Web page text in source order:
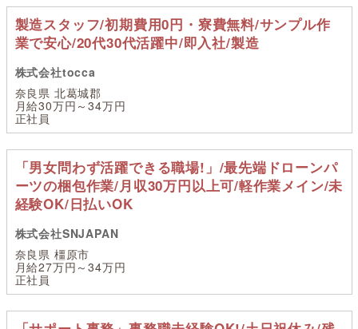
製造スタッフ/初期費用0円・寮費無料/サンプル作
業で安心/20代30代活躍中/即入社/製造
株式会社tocca
奈良県 北葛城郡
月給30万円～34万円
正社員
「男女問わず活躍できる職場!」/最先端ドローンパ
ーツの梱包作業/月収30万円以上可/軽作業メイン/未
経験OK/日払いOK
株式会社SNJAPAN
奈良県 橿原市
月給27万円～34万円
正社員